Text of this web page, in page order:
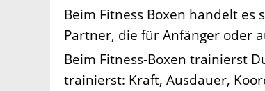
Beim Fitness Boxen handelt
Partner, die für Anfänger oder
Beim Fitness-Boxen trainierst
trainierst: Kraft, Ausdauer,